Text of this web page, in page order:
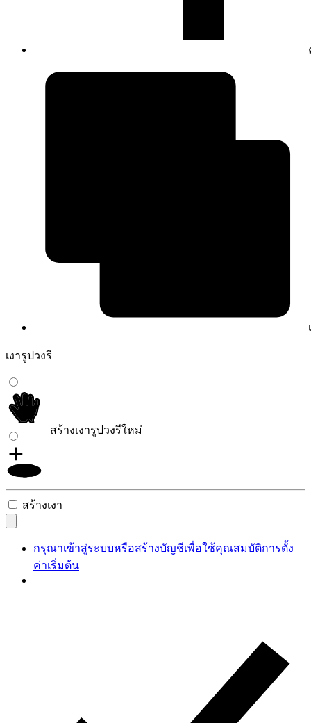
เงารูปวงรี
สร้างเงารูปวงรีใหม่
สร้างเงา
กรุณาเข้าสู่ระบบหรือสร้างบัญชีเพื่อใช้คุณสมบัติการตั้ง
ค่าเริ่มต้น